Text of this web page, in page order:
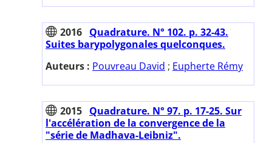
2016 Quadrature. N° 102. p. 32-43.
Suites barypolygonales quelconques.
Auteurs : Pouvreau David ; Eupherte Rémy
2015 Quadrature. N° 97. p. 17-25. Sur
l'accélération de la convergence de la
"série de Madhava-Leibniz".